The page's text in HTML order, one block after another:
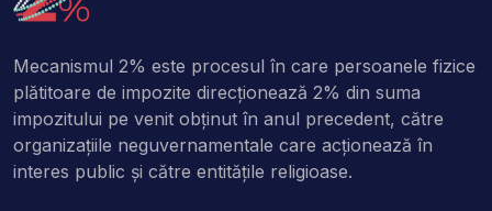
Mecanismul 2% este procesul în care persoanele fizice
plătitoare de impozite direcţionează 2% din suma
impozitului pe venit obţinut în anul precedent, către
organizaţiile neguvernamentale care acţionează în
interes public şi către entitățile religioase.